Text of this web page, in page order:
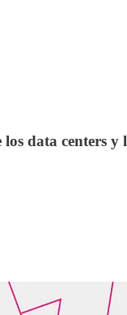
data centers y